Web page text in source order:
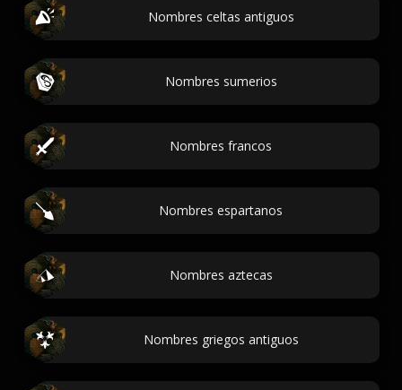
Nombres celtas antiguos
Nombres sumerios
Nombres francos
Nombres espartanos
Nombres aztecas
Nombres griegos antiguos